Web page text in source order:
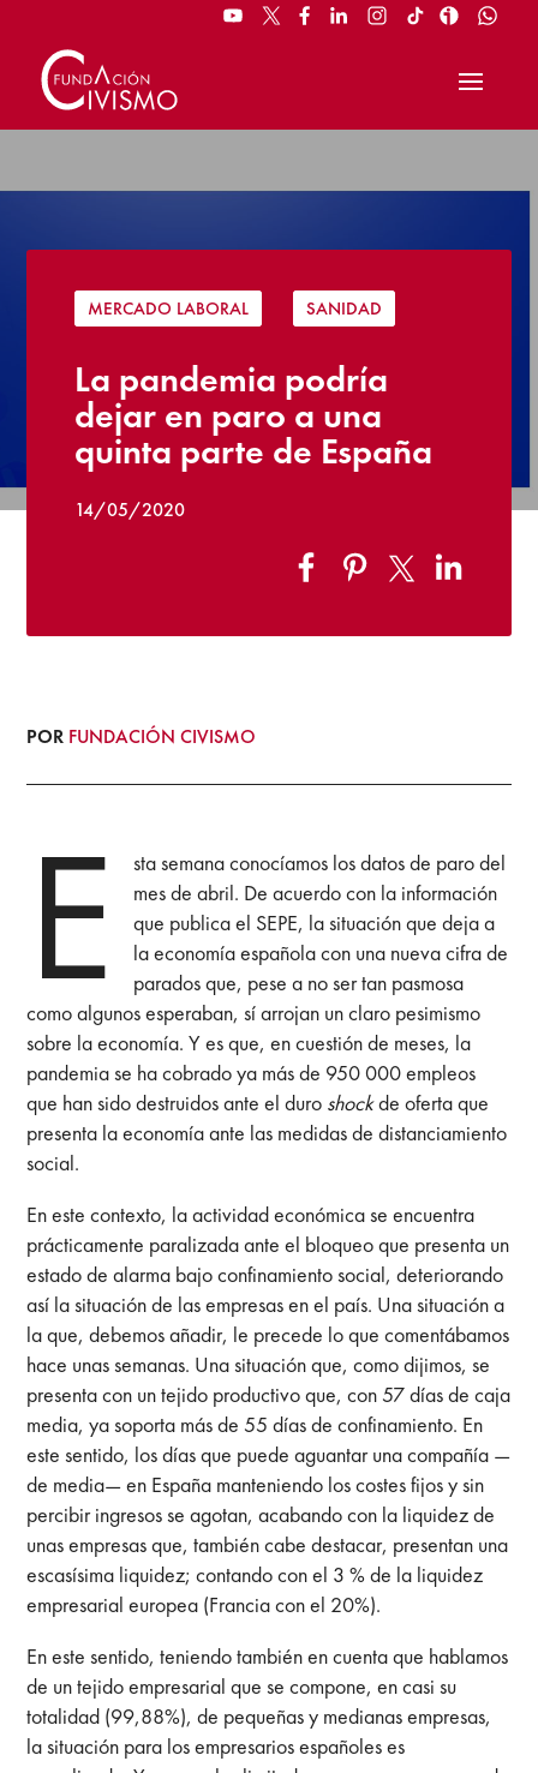
MERCADO LABORAL SANIDAD
La pandemia podría
dejar en paro a una
quinta parte de España
14/05/2020
POR FUNDACIÓN CIVISMO
E
sta semana conocíamos los datos de paro del
mes de abril. De acuerdo con la información
que publica el SEPE, la situación que deja a
la economía española con una nueva cifra de
parados que, pese a no ser tan pasmosa
como algunos esperaban, sí arrojan un claro pesimismo
sobre la economía. Y es que, en cuestión de meses, la
pandemia se ha cobrado ya más de 950 000 empleos
que han sido destruidos ante el duro shockde oferta que
presenta la economía ante las medidas de distanciamiento
social.
En este contexto, la actividad económica se encuentra
prácticamente paralizada ante el bloqueo que presenta un
estado de alarma bajo confinamiento social, deteriorando
así la situación de las empresas en el país. Una situación a
la que, debemos añadir, le precede lo que comentábamos
hace unas semanas. Una situación que, como dijimos, se
presenta con un tejido productivo que, con 57 días de caja
media, ya soporta más de 55 días de confinamiento. En
este sentido, los días que puede aguantar una compañía —
de media— en España manteniendo los costes fijos y sin
percibir ingresos se agotan, acabando con la liquidez de
unas empresas que, también cabe destacar, presentan una
escasísima liquidez; contando con el 3 % de la liquidez
empresarial europea (Francia con el 20%).
En este sentido, teniendo también en cuenta que hablamos
de un tejido empresarial que se compone, en casi su
totalidad (99,88%), de pequeñas y medianas empresas,
la situación para los empresarios españoles es